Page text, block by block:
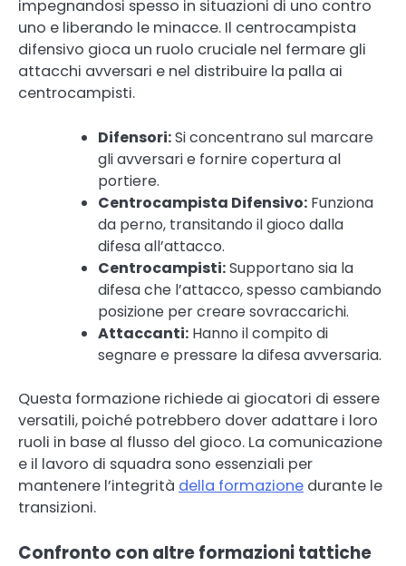
impegnandosi spesso in situazioni di uno contro
uno e liberando le minacce. Il centrocampista
difensivo gioca un ruolo cruciale nel fermare gli
attacchi avversari e nel distribuire la palla ai
centrocampisti.
Difensori:Si concentrano sul marcare
gli avversari e fornire copertura al
portiere.
Centrocampista Difensivo: Funziona
da perno, transitando il gioco dalla
difesa all’attacco.
Centrocampisti:Supportano sia la
difesa che l’attacco, spesso cambiando
posizione per creare sovraccarichi.
Attaccanti: Hanno il compito di
segnare e pressare la difesa avversaria.
Questa formazione richiede ai giocatori di essere
versatili, poiché potrebbero dover adattare i loro
ruoli in base al flusso del gioco. La comunicazione
e il lavoro di squadra sono essenziali per
mantenere l’integrità della formazione durante le
transizioni.
Confronto con altre formazioni tattiche